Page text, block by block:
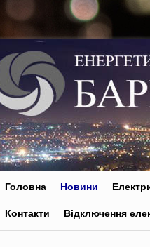
Головна Новини
Контакти Відключення